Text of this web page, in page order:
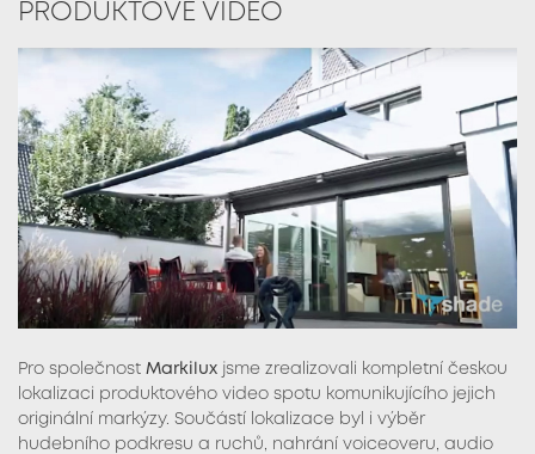
PRODUKTOVÉ VIDEO
Pro společnost Markilux jsme zrealizovali kompletní českou
lokalizaci produktového video spotu komunikujícího jejich
originální markýzy. Součástí lokalizace byl i výběr
hudebního podkresu a ruchů, nahrání voiceoveru, audio